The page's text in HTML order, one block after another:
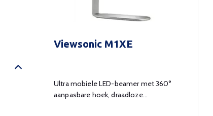
Viewsonic M1XE
Ultra mobiele LED-beamer met 360°
aanpasbare hoek, draadloze